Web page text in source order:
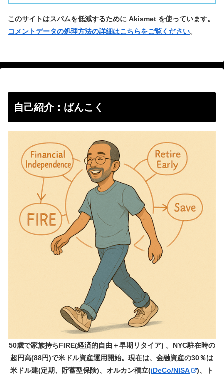
このサイトはスパムを低減するために Akismet を使っています。
コメントデータの処理方法の詳細はこちらをご覧ください。
自己紹介：ばんこく
50歳で家族持ちFIRE(経済的自由＋早期リタイア) 。NYC駐在時の
超円高(88円)で米ドル資産運用開始。現在は、金融資産の30％は
米ドル建(定期、貯蓄型保険)、オルカン積立(iDeCo/NISA )、ト